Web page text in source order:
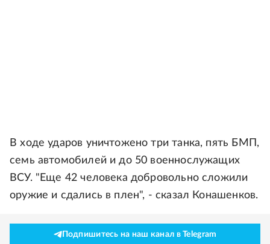
В ходе ударов уничтожено три танка, пять БМП,
семь автомобилей и до 50 военнослужащих
ВСУ. "Еще 42 человека добровольно сложили
оружие и сдались в плен", - сказал Конашенков.
Подпишитесь на наш канал в Telegram